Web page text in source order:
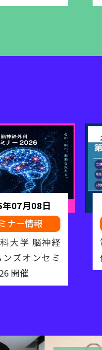
07月08日
ナー情報
大学 脳神経
ズオンセミ
開催